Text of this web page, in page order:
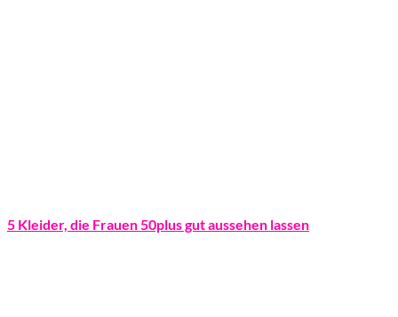
5 Kleider, die Frauen 50plus gut aussehen lassen